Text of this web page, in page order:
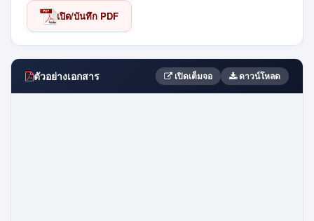
เปิด/บันทึก PDF
ตัวอย่างเอกสาร เปิดเต็มจอ ดาวน์โหลด